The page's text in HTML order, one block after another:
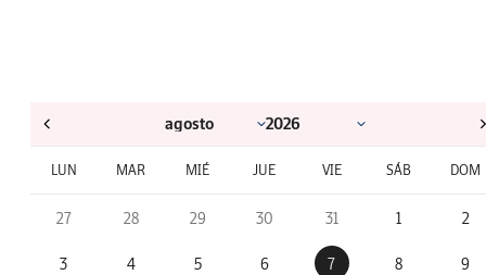
LUN MAR MIÉ JUE VIE SÁB DOM
27 28 29 30 31 1 2
3 4 5 6 7 8 9